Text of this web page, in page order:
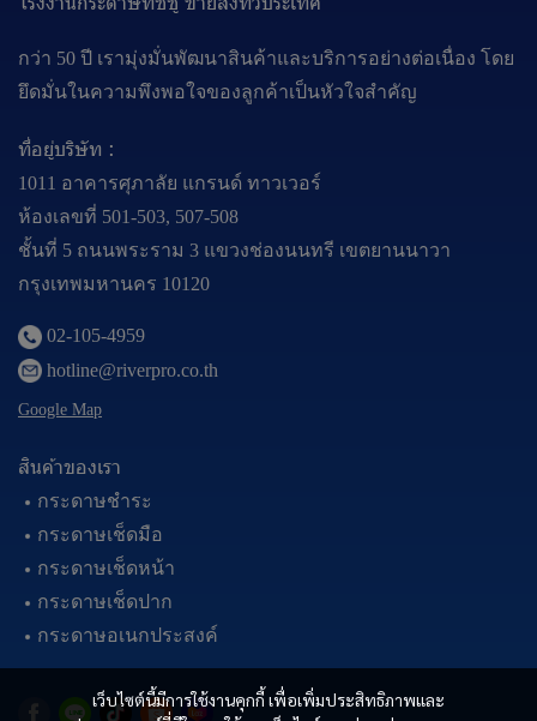
เว็บไซต์นี้มีการใช้งานคุกกี้ เพื่อเพิ่มประสิทธิภาพและ
กว่า 50 ปี เรามุ่งมั่นพัฒนาสินค้าและบริการอย่างต่อเนื่อง โดย
ยึดมั่นในความพึงพอใจของลูกค้าเป็นหัวใจสำคัญ
ที่อยู่บริษัท :
1011 อาคารศุภาลัย แกรนด์ ทาวเวอร์
ห้องเลขที่ 501-503, 507-508
ชั้นที่ 5 ถนนพระราม 3 แขวงช่องนนทรี เขตยานนาวา
กรุงเทพมหานคร 10120
02-105-4959
hotline@riverpro.co.th
Google Map
สินค้าของเรา
กระดาษชำระ
กระดาษเช็ดมือ
กระดาษเช็ดหน้า
กระดาษเช็ดปาก
กระดาษอเนกประสงค์